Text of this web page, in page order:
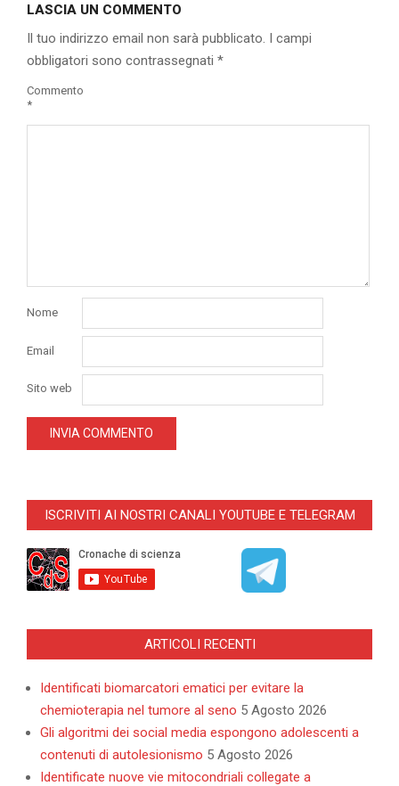
18
LASCIA UN COMMENTO
Il tuo indirizzo email non sarà pubblicato. I campi
obbligatori sono contrassegnati *
Commento
*
Nome
Email
Sito web
ISCRIVITI AI NOSTRI CANALI YOUTUBE E TELEGRAM
ARTICOLI RECENTI
Identificati biomarcatori ematici per evitare la
chemioterapia nel tumore al seno 5 Agosto 2026
Gli algoritmi dei social media espongono adolescenti a
contenuti di autolesionismo 5 Agosto 2026
Identificate nuove vie mitocondriali collegate a